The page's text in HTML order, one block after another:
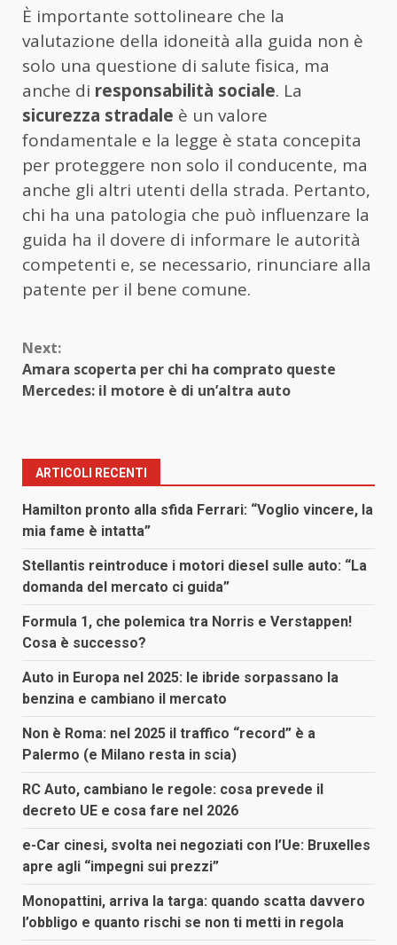
È importante sottolineare che la
valutazione della idoneità alla guida non è
solo una questione di salute fisica, ma
anche di responsabilità sociale. La
sicurezza stradale è un valore
fondamentale e la legge è stata concepita
per proteggere non solo il conducente, ma
anche gli altri utenti della strada. Pertanto,
chi ha una patologia che può influenzare la
guida ha il dovere di informare le autorità
competenti e, se necessario, rinunciare alla
patente per il bene comune.
Continue
Reading
Next:
Amara scoperta per chi ha comprato queste
Mercedes: il motore è di un’altra auto
ARTICOLI RECENTI
Hamilton pronto alla sfida Ferrari: “Voglio vincere, la
mia fame è intatta”
Stellantis reintroduce i motori diesel sulle auto: “La
domanda del mercato ci guida”
Formula 1, che polemica tra Norris e Verstappen!
Cosa è successo?
Auto in Europa nel 2025: le ibride sorpassano la
benzina e cambiano il mercato
Non è Roma: nel 2025 il traffico “record” è a
Palermo (e Milano resta in scia)
RC Auto, cambiano le regole: cosa prevede il
decreto UE e cosa fare nel 2026
e-Car cinesi, svolta nei negoziati con l’Ue: Bruxelles
apre agli “impegni sui prezzi”
Monopattini, arriva la targa: quando scatta davvero
l’obbligo e quanto rischi se non ti metti in regola